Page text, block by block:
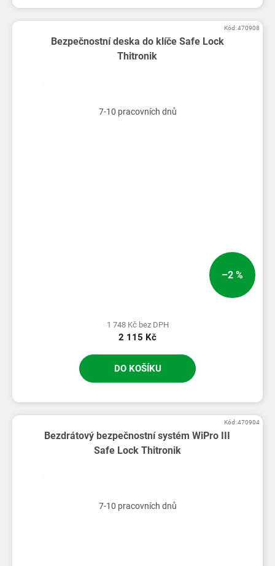
Bezpečnostní deska do klíče Safe Lock
Thitronik
7-10 pracovních dnů
–2 %
1 748 Kč bez DPH
2 115 Kč
DO KOŠÍKU
Kód:470908
Bezdrátový bezpečnostní systém WiPro III
Safe Lock Thitronik
7-10 pracovních dnů
Kód:470904